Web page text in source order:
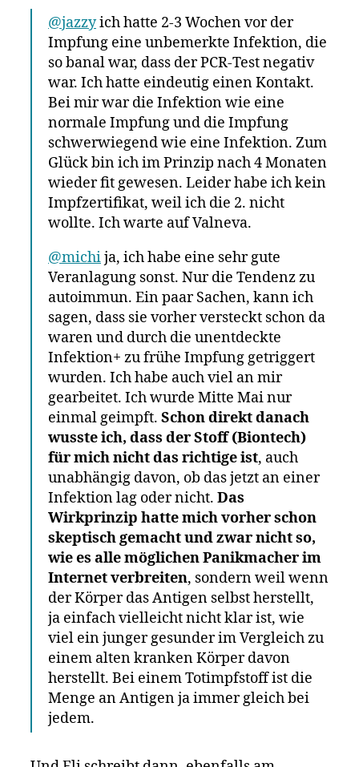
@jazzyich hatte 2-3 Wochen vor der
Impfung eine unbemerkte Infektion, die
so banal war, dass der PCR-Test negativ
war. Ich hatte eindeutig einen Kontakt.
Bei mir war die Infektion wie eine
normale Impfung und die Impfung
schwerwiegend wie eine Infektion. Zum
Glück bin ich im Prinzip nach 4 Monaten
wieder fit gewesen. Leider habe ich kein
Impfzertifikat, weil ich die 2. nicht
wollte. Ich warte auf Valneva.
@michija, ich habe eine sehr gute
Veranlagung sonst. Nur die Tendenz zu
autoimmun. Ein paar Sachen, kann ich
sagen, dass sie vorher versteckt schon da
waren und durch die unentdeckte
Infektion+ zu frühe Impfung getriggert
wurden. Ich habe auch viel an mir
gearbeitet. Ich wurde Mitte Mai nur
einmal geimpft. Schon direkt danach
wusste ich, dass der Stoff (Biontech)
für mich nicht das richtige ist, auch
unabhängig davon, ob das jetzt an einer
Infektion lag oder nicht. Das
Wirkprinzip hatte mich vorher schon
skeptisch gemacht und zwar nicht so,
wie es alle möglichen Panikmacher im
Internet verbreiten, sondern weil wenn
der Körper das Antigen selbst herstellt,
ja einfach vielleicht nicht klar ist, wie
viel ein junger gesunder im Vergleich zu
einem alten kranken Körper davon
herstellt. Bei einem Totimpfstoff ist die
Menge an Antigen ja immer gleich bei
jedem.